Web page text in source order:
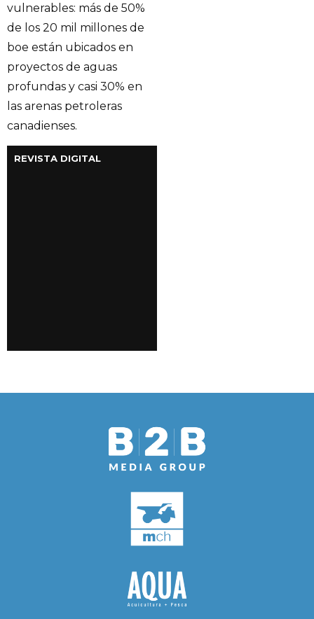
vulnerables: más de 50%
de los 20 mil millones de
boe están ubicados en
proyectos de aguas
profundas y casi 30% en
las arenas petroleras
canadienses.
REVISTA DIGITAL